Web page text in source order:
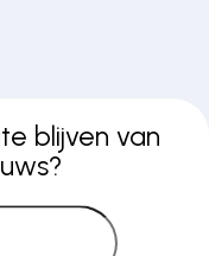
blijven van